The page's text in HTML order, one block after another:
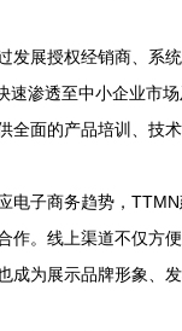
发展授权经销商、系
速渗透至中小企业市场
全面的产品培训、技
电子商务趋势，
作。线上渠道不仅方
成为展示品牌形象、